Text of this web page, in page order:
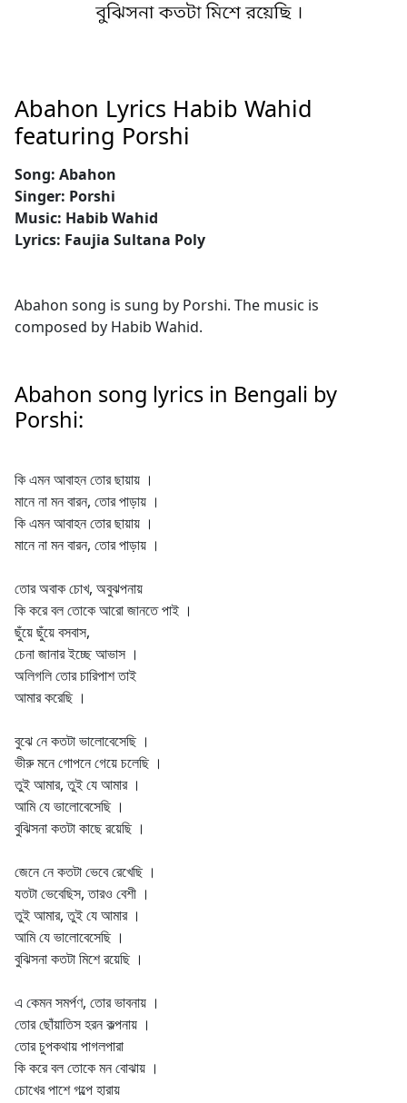
Abahon Lyrics Habib Wahid
featuring Porshi
Song: Abahon
Singer: Porshi
Music: Habib Wahid
Lyrics: Faujia Sultana Poly
Abahon song is sung by Porshi. The music is
composed by Habib Wahid.
Abahon song lyrics in Bengali by
Porshi:
কি এমন আবাহন তোর ছায়ায় ।
মানে না মন বারন, তোর পাড়ায় ।
কি এমন আবাহন তোর ছায়ায় ।
মানে না মন বারন, তোর পাড়ায় ।
তোর অবাক চোখ, অবুঝপনায়
কি করে বল তোকে আরো জানতে পাই ।
ছুঁয়ে ছুঁয়ে বসবাস,
চেনা জানার ইচ্ছে আভাস ।
অলিগলি তোর চারিপাশ তাই
আমার করেছি ।
বুঝে নে কতটা ভালোবেসেছি ।
ভীরু মনে গোপনে গেয়ে চলেছি ।
তুই আমার, তুই যে আমার ।
আমি যে ভালোবেসেছি ।
বুঝিসনা কতটা কাছে রয়েছি ।
জেনে নে কতটা ভেবে রেখেছি ।
যতটা ভেবেছিস, তারও বেশী ।
তুই আমার, তুই যে আমার ।
আমি যে ভালোবেসেছি ।
বুঝিসনা কতটা মিশে রয়েছি ।
এ কেমন সমর্পণ, তোর ভাবনায় ।
তোর ছোঁয়াতিস হরন কল্পনায় ।
তোর চুপকথায় পাগলপারা
কি করে বল তোকে মন বোঝায় ।
চোখের পাশে গল্পে হারায়